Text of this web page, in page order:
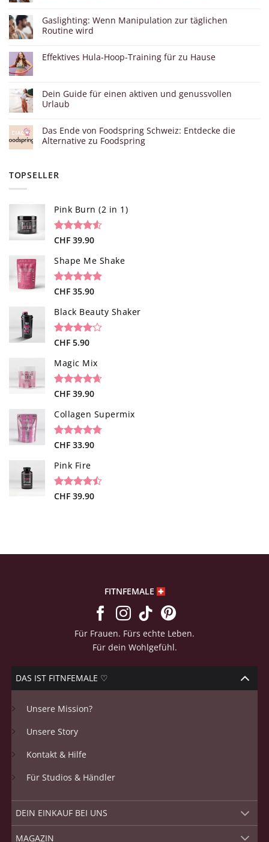
Gaslighting: Wenn Manipulation zur täglichen
Routine wird
Effektives Hula-Hoop-Training für zu Hause
Dein Guide für einen aktiven und genussvollen
Urlaub
Das Ende von Foodspring Schweiz: Entdecke die
Alternative zu Foodspring
TOPSELLER
Pink Burn (2 in 1)
Bewertet
von 5,
basierend
auf
96
Kundenbewertungen
CHF 39.90
Shape Me Shake
Bewertet
von 5,
auf
40
Kundenbewertungen
CHF 35.90
Black Beauty Shaker
Bewertet
von 5,
basierend
auf
1
Kundenbewertung
CHF 5.90
Magic Mix
Bewertet
von 5,
basierend
auf
34
Kundenbewertungen
CHF 39.90
Collagen Supermix
Bewertet
von 5,
auf
26
Kundenbewertungen
CHF 33.90
Pink Fire
Bewertet
19
CHF 39.90
FITNFEMALE
Für Frauen. Fürs echte Leben.
Für dein Wohlgefühl.
DAS IST FITNFEMALE ♡
Unsere Mission?
Unsere Story
Kontakt & Hilfe
Für Studios & Händler
DEIN EINKAUF BEI UNS
MAGAZIN